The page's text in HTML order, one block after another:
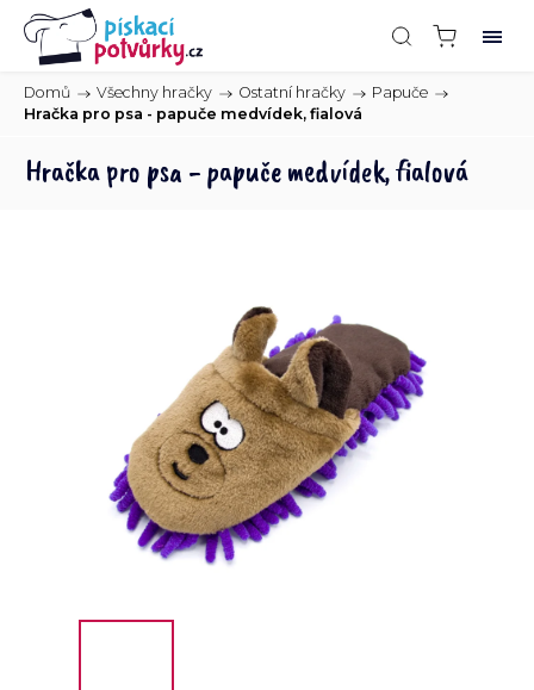
Domů / Všechny hračky / Ostatní hračky / Papuče /
Hračka pro psa - papuče medvídek, fialová
Hračka pro psa - papuče medvídek, fialová